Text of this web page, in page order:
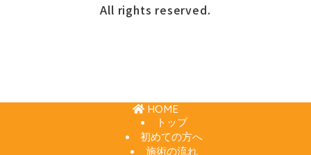
All rights reserved.
HOME
トップ
初めての方へ
施術の流れ